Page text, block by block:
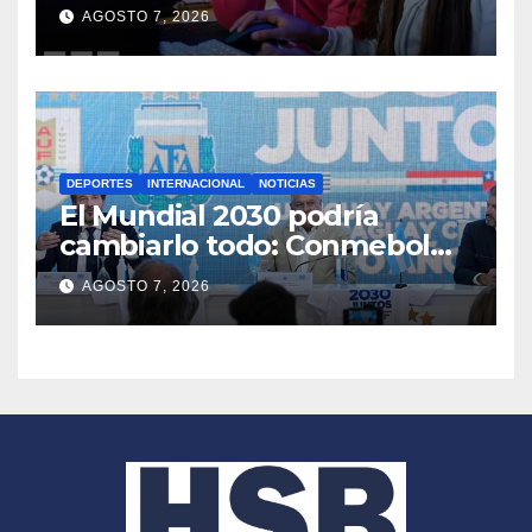
frente de su estrategia
AGOSTO 7, 2026
DEPORTES INTERNACIONAL NOTICIAS
El Mundial 2030 podría
cambiarlo todo: Conmebol
quiere 64 selecciones y más
partidos en Sudamérica
AGOSTO 7, 2026